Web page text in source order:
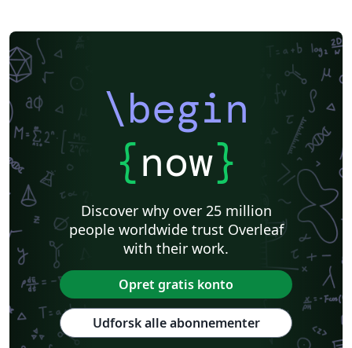
\begin
{now}
Discover why over 25 million
people worldwide trust Overleaf
with their work.
Opret gratis konto
Udforsk alle abonnementer